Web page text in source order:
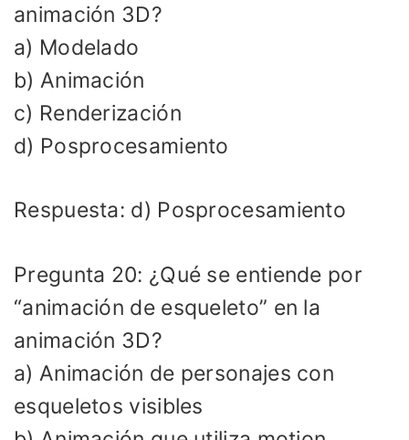
animación 3D?
a) Modelado
b) Animación
c) Renderización
d) Posprocesamiento
Respuesta: d) Posprocesamiento
Pregunta 20: ¿Qué se entiende por
“animación de esqueleto” en la
animación 3D?
a) Animación de personajes con
esqueletos visibles